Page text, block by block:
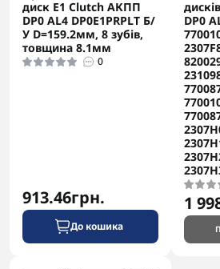
диск E1 Clutch АКПП
DP0 AL4 DP0E1PRPLT Б/
У D=159.2мм, 8 зубів,
товщина 8.1мм
0
913.46грн.
До кошика
DP0
1